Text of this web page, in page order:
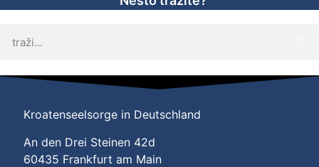
Kroatenseelsorge in Deutschland
An den Drei Steinen 42d
60435 Frankfurt am Main